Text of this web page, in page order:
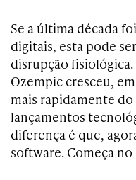
Se a última década
digitais, esta pode
disrupção
Ozempic cresceu,
mais rapidamente
lançamentos
diferença é que,
software. Começa